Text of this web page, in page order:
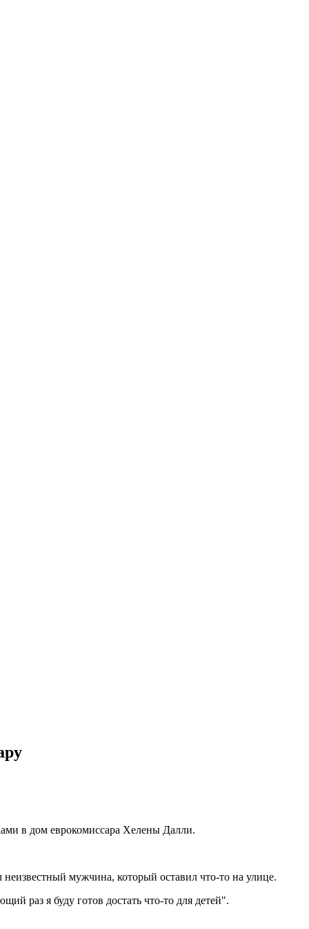
в дом еврокомиссара Хелены Далли.
мужчина, который оставил что-то на улице.
раз я буду готов достать что-то для детей".